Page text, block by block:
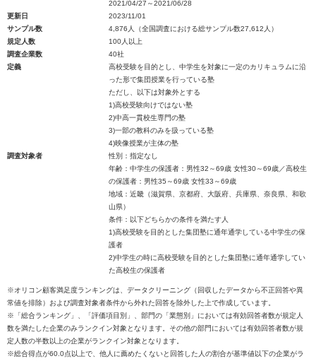
2021/04/27～2021/06/28
更新日
2023/11/01
サンプル数
4,876人（全国調査における総サンプル数27,612人）
規定人数
100人以上
調査企業数
40社
定義
高校受験を目的とし、中学生を対象に一定のカリキュラムに沿
った形で集団授業を行っている塾
ただし、以下は対象外とする
1)高校受験向けではない塾
2)中高一貫校生専門の塾
3)一部の教科のみを扱っている塾
4)映像授業が主体の塾
調査対象者
性別：指定なし
年齢：中学生の保護者：男性32～69歳 女性30～69歳／高校生
の保護者：男性35～69歳 女性33～69歳
地域：近畿（滋賀県、京都府、大阪府、兵庫県、奈良県、和歌
山県）
条件：以下どちらかの条件を満たす人
1)高校受験を目的とした集団塾に通年通学している中学生の保
護者
2)中学生の時に高校受験を目的とした集団塾に通年通学してい
た高校生の保護者
※オリコン顧客満足度ランキングは、データクリーニング（回収したデータから不正回答や異
常値を排除）および調査対象者条件から外れた回答を除外した上で作成しています。
※「総合ランキング」、「評価項目別」、部門の「業態別」においては有効回答者数が規定人
数を満たした企業のみランクイン対象となります。その他の部門においては有効回答者数が規
定人数の半数以上の企業がランクイン対象となります。
※総合得点が60.0点以上で、他人に薦めたくないと回答した人の割合が基準値以下の企業がラ